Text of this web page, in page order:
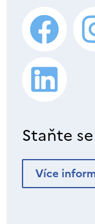
Staňte
Více